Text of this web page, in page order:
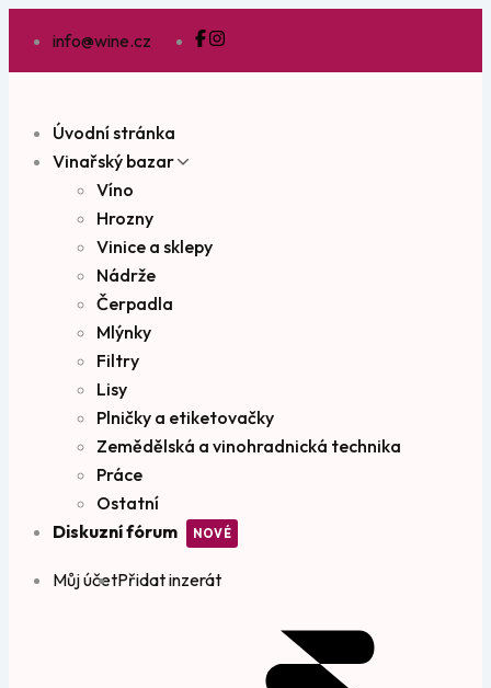
info@wine.cz
Úvodní stránka
Vinařský bazar
Víno
Hrozny
Vinice a sklepy
Nádrže
Čerpadla
Mlýnky
Filtry
Lisy
Plničky a etiketovačky
Zemědělská a vinohradnická technika
Práce
Ostatní
Diskuzní fórum
Můj účetPřidat inzerát